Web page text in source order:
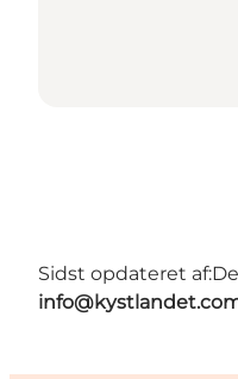
Sidst opdateret af: